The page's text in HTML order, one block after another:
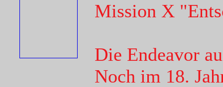
Mission X
Die Endeavor
Noch im 18.